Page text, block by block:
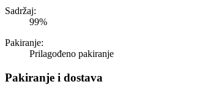
Sadržaj:
99%
Pakiranje:
Prilagođeno pakiranje
Pakiranje i dostava